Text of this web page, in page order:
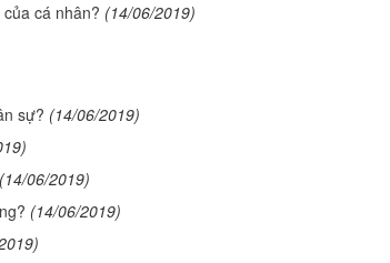
cá nhân? (14/06/2019)
sự? (14/06/2019)
(14/06/2019)
(14/06/2019)